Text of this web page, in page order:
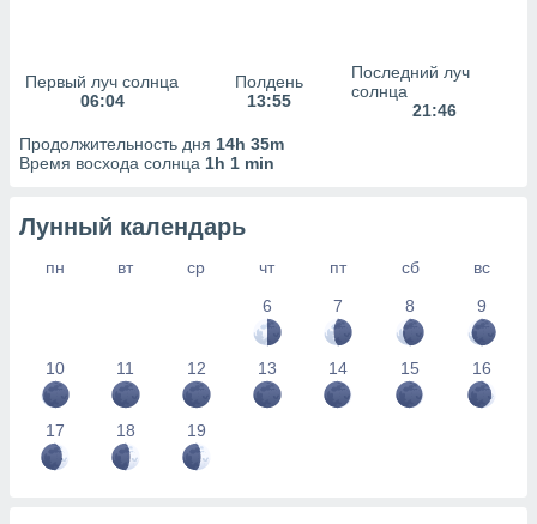
Первый луч солнца
06:04
Полдень
13:55
Последний луч
солнца
21:46
Продолжительность дня 14h 35m
Время восхода солнца 1h 1 min
Лунный календарь
пн вт ср чт пт сб
вс
6
7 8 9
10 11 12 13 14 15 16
17 18 19